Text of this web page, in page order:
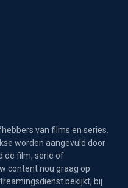
van films en series.
worden aangevuld door
de film, serie of
content nou graag op
bekijkt, bij